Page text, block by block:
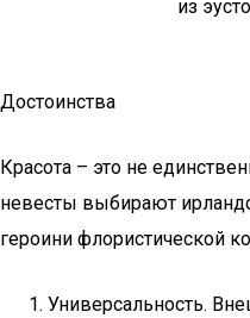
Достоинства
Красота – это не
невесты выбирают
героини флористической
Универсальность.